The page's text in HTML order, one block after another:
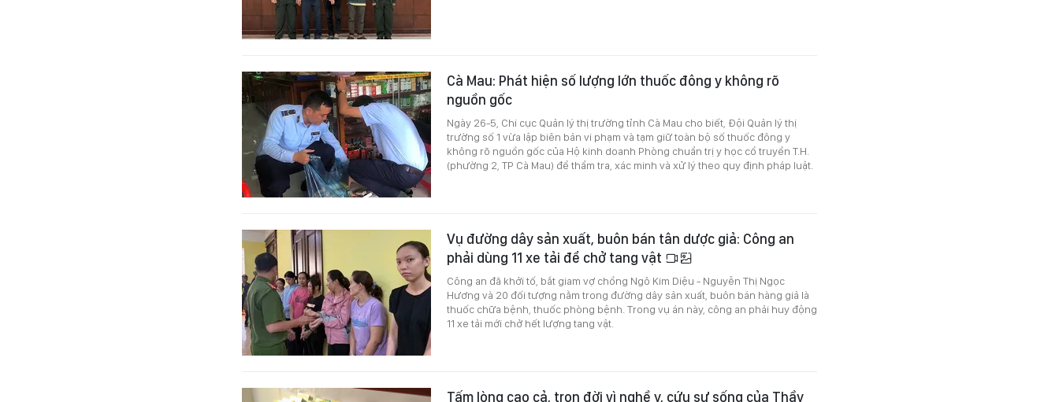
Cà Mau: Phát hiện số lượng lớn thuốc đông y không rõ
nguồn gốc
Ngày 26-5, Chi cục Quản lý thị trường tỉnh Cà Mau cho biết, Đội Quản lý thị
trường số 1 vừa lập biên bản vi phạm và tạm giữ toàn bộ số thuốc đông y
không rõ nguồn gốc của Hộ kinh doanh Phòng chuẩn trị y học cổ truyền T.H.
(phường 2, TP Cà Mau) để thẩm tra, xác minh và xử lý theo quy định pháp luật.
Vụ đường dây sản xuất, buôn bán tân dược giả: Công an
phải dùng 11 xe tải để chở tang vật
Công an đã khởi tố, bắt giam vợ chồng Ngô Kim Diệu - Nguyễn Thị Ngọc
Hương và 20 đối tượng nằm trong đường dây sản xuất, buôn bán hàng giả là
thuốc chữa bệnh, thuốc phòng bệnh. Trong vụ án này, công an phải huy động
11 xe tải mới chở hết lượng tang vật.
Tấm lòng cao cả, trọn đời vì nghề y, cứu sự sống của Thầy